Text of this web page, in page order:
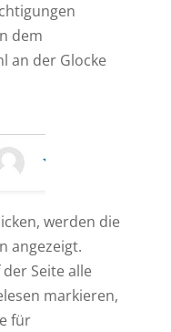
dem
an der Glocke
werden die
angezeigt.
Seite alle
markieren,
für